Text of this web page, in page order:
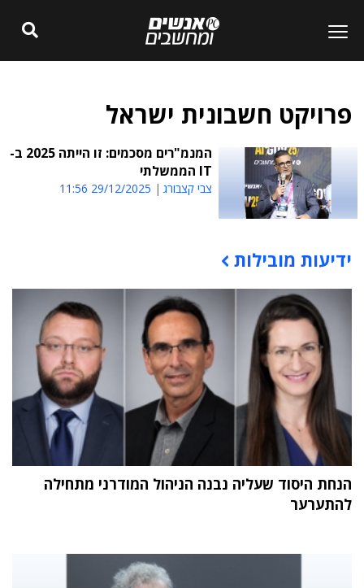
פרויקט חשבונית ישראל
המנמ"רים מסכמים: זו הייתה 2025 ב-
IT הממשלתי
צבי קצבורג 29/12/2025 11:56
תוכן פרסומי
ידיעות מובילות
הנחת היסוד שעליה נבנה הניהול המודרני מתחילה
להתערער